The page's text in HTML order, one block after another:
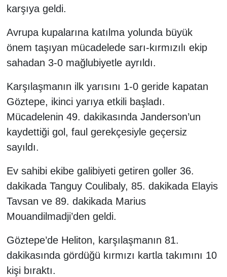
karşıya geldi.
Avrupa kupalarına katılma yolunda büyük
önem taşıyan mücadelede sarı-kırmızılı ekip
sahadan 3-0 mağlubiyetle ayrıldı.
Karşılaşmanın ilk yarısını 1-0 geride kapatan
Göztepe, ikinci yarıya etkili başladı.
Mücadelenin 49. dakikasında Janderson’un
kaydettiği gol, faul gerekçesiyle geçersiz
sayıldı.
Ev sahibi ekibe galibiyeti getiren goller 36.
dakikada Tanguy Coulibaly, 85. dakikada Elayis
Tavsan ve 89. dakikada Marius
Mouandilmadji’den geldi.
Göztepe’de Heliton, karşılaşmanın 81.
dakikasında gördüğü kırmızı kartla takımını 10
kişi bıraktı.